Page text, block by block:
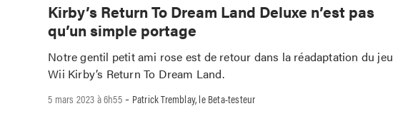
Kirby’s Return To Dream Land Deluxe n’est pas
qu’un simple portage
Notre gentil petit ami rose est de retour dans la réadaptation du jeu
Wii Kirby’s Return To Dream Land.
5 mars 2023 à 6h55- Patrick Tremblay, le Beta-testeur